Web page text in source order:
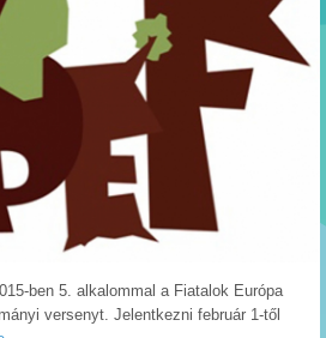
ben 5. alkalommal a Fiatalok Európa
versenyt. Jelentkezni február 1-től